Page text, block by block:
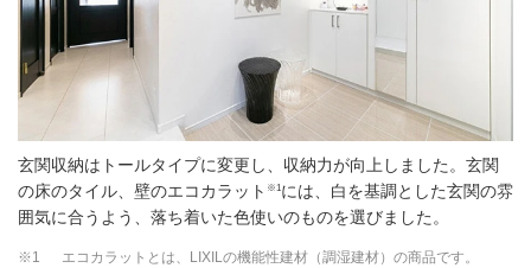
玄関収納はトールタイプに変更し、収納力が向上しました。玄関
の床のタイル、壁のエコカラット ※1には、白を基調とした玄関の雰
囲気に合うよう、落ち着いた色使いのものを選びました。
※1 エコカラットとは、LIXILの機能性建材（調湿建材）の商品です。